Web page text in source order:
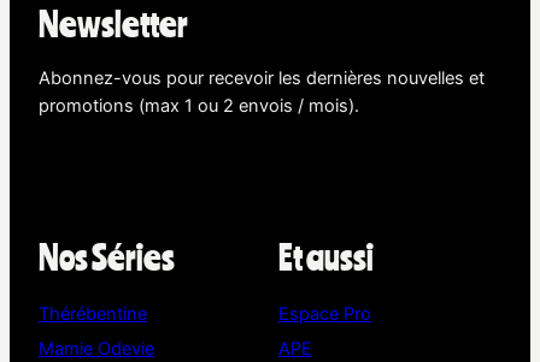
Newsletter
Abonnez-vous pour recevoir les dernières nouvelles et
promotions (max 1 ou 2 envois / mois).
Nos Séries
Thérébentine
Mamie Odevie
Et aussi
Espace Pro
APE